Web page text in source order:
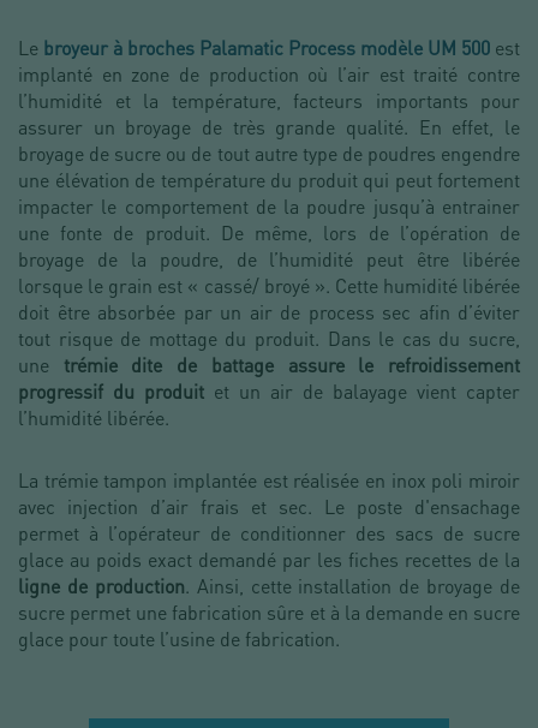
Le broyeur à broches Palamatic Process modèle UM 500 est
implanté en zone de production où l’air est traité contre
l’humidité et la température, facteurs importants pour
assurer un broyage de très grande qualité. En effet, le
broyage de sucre ou de tout autre type de poudres engendre
une élévation de température du produit qui peut fortement
impacter le comportement de la poudre jusqu’à entrainer
une fonte de produit. De même, lors de l’opération de
broyage de la poudre, de l’humidité peut être libérée
lorsque le grain est « cassé/ broyé ». Cette humidité libérée
doit être absorbée par un air de process sec afin d’éviter
tout risque de mottage du produit. Dans le cas du sucre,
une trémie dite de battage assure le refroidissement
progressif du produit et un air de balayage vient capter
l’humidité libérée.
La trémie tampon implantée est réalisée en inox poli miroir
avec injection d’air frais et sec. Le poste d'ensachage
permet à l’opérateur de conditionner des sacs de sucre
glace au poids exact demandé par les fiches recettes de la
ligne de production. Ainsi, cette installation de broyage de
sucre permet une fabrication sûre et à la demande en sucre
glace pour toute l’usine de fabrication.